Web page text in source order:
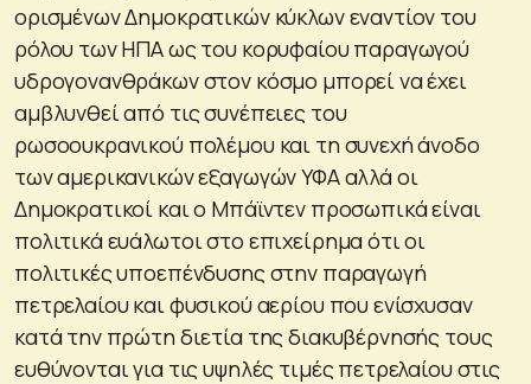
ορισμένων Δημοκρατικών κύκλων εναντίον του
ρόλου των ΗΠΑ ως του κορυφαίου παραγωγού
υδρογονανθράκων στον κόσμο μπορεί να έχει
αμβλυνθεί από τις συνέπειες του
ρωσοουκρανικού πολέμου και τη συνεχή άνοδο
των αμερικανικών εξαγωγών ΥΦΑ αλλά οι
Δημοκρατικοί και ο Μπάϊντεν προσωπικά είναι
πολιτικά ευάλωτοι στο επιχείρημα ότι οι
πολιτικές υποεπένδυσης στην παραγωγή
πετρελαίου και φυσικού αερίου που ενίσχυσαν
κατά την πρώτη διετία της διακυβέρνησής τους
ευθύνονται για τις υψηλές τιμές πετρελαίου στις